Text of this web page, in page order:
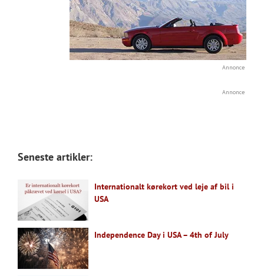
Annonce
Annonce
Seneste artikler:
Internationalt kørekort ved leje af bil i
USA
Independence Day i USA – 4th of July